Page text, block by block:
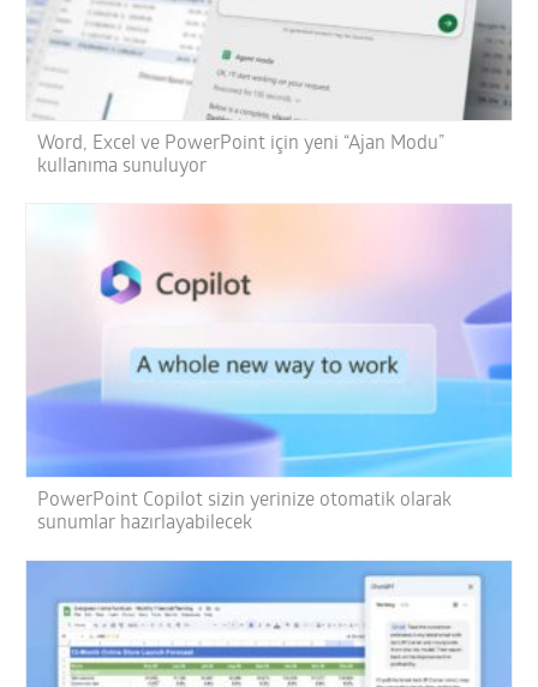
Word, Excel ve PowerPoint için yeni “Ajan Modu”
kullanıma sunuluyor
PowerPoint Copilot sizin yerinize otomatik olarak
sunumlar hazırlayabilecek